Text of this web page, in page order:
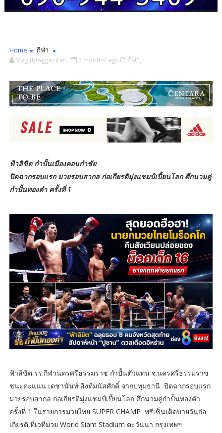
Home
กีฬา
Mag [Maggazine]
2 months ago กีฬา,
ฟ้าลิขิต กำปั้นเมืองคอนกำชัย
ปิดฉากรอบแรก มวยรอบสากล ก่อเกียรติมุ่งแชมป์เปี้ยนโลก ศึกนวมคู่
กำปั้นทองคำ ครั้งที่ 1
ฟ้าลิขิต รร.กีฬานครศรีธรรมราช กำปั้นตัวแทน จ.นครศรีธรรมราช
ชนะคะแนน เดชานันท์ สิงห์มนัสศักดิ์ จากปทุมธานี ปิดฉากรอบแรก
มวยรอบสากล ก่อเกียรติมุ่งแชมป์เปี้ยนโลก ศึกนวมคู่กำปั้นทองคำ
ครั้งที่ 1 ในรายการมวยไทย SUPER CHAMP พรีเซ็นเต็ดบายวันก่อ
เกียรติ ที่เวทีมวย World Siam Stadium ตะวันนา กรุงเทพฯ